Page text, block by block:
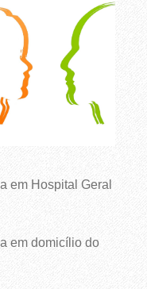
em Hospital Geral
em domicílio do